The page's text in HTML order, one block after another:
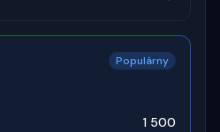
Populárny
1 500